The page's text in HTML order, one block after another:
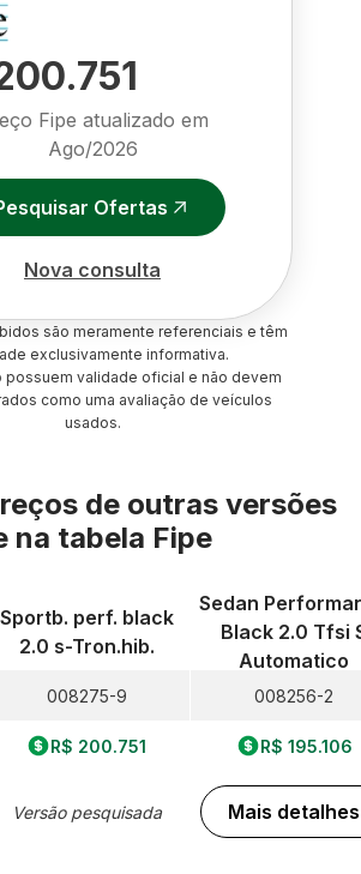
Fipe atualizado em
Ago/2026
Ofertas
Nova consulta
são meramente referenciais e têm
exclusivamente informativa.
possuem validade oficial e não devem
como uma avaliação de veículos
usados.
de outras versões
na tabela Fipe
Sportb. perf. black
2.0 s-Tron.hib.
008275-9
R$ 200.751
Versão pesquisada
Sedan
Black 2.0 Tfsi
Automatico
008256-2
R$ 195.106
Mais detalhes